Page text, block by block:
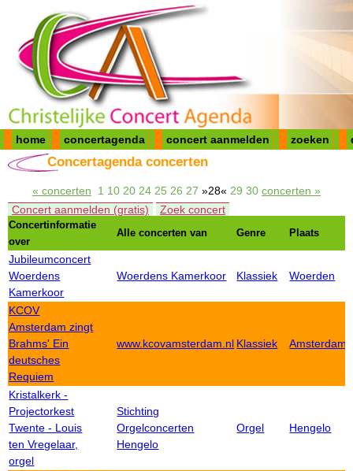
home concertagenda concert aanmelden zoeken
Concertagenda concerten
« concerten 1 10 20 24 25 26 27 »28« 29 30 concerten »
Concert aanmelden (gratis)
Zoek concert
Concertinformatie
over
Alle concerten van Genre Plaats
Jubileumconcert
Woerdens
Kamerkoor
Woerdens Kamerkoor Klassiek Woerden
KCOV
Amsterdam zingt
Brahms' Ein
deutsches
Requiem
www.kcovamsterdam.nl Klassiek Amsterdam
Kristalkerk -
Projectorkest
Twente - Louis
ten Vregelaar,
orgel
Stichting
Orgelconcerten
Hengelo
Orgel Hengelo